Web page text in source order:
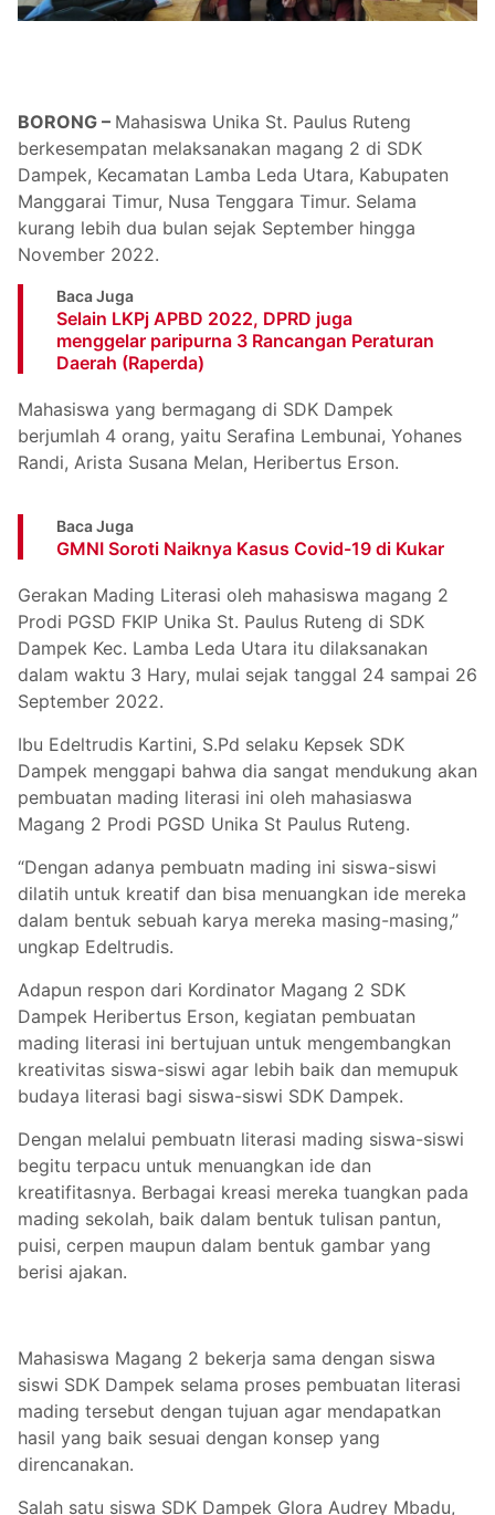
BORONG – Mahasiswa Unika St. Paulus Ruteng
berkesempatan melaksanakan magang 2 di SDK
Dampek, Kecamatan Lamba Leda Utara, Kabupaten
Manggarai Timur, Nusa Tenggara Timur. Selama
kurang lebih dua bulan sejak September hingga
November 2022.
Baca Juga
Selain LKPj APBD 2022, DPRD juga
menggelar paripurna 3 Rancangan Peraturan
Daerah (Raperda)
Mahasiswa yang bermagang di SDK Dampek
berjumlah 4 orang, yaitu Serafina Lembunai, Yohanes
Randi, Arista Susana Melan, Heribertus Erson.
Baca Juga
GMNI Soroti Naiknya Kasus Covid-19 di Kukar
Gerakan Mading Literasi oleh mahasiswa magang 2
Prodi PGSD FKIP Unika St. Paulus Ruteng di SDK
Dampek Kec. Lamba Leda Utara itu dilaksanakan
dalam waktu 3 Hary, mulai sejak tanggal 24 sampai 26
September 2022.
Ibu Edeltrudis Kartini, S.Pd selaku Kepsek SDK
Dampek menggapi bahwa dia sangat mendukung akan
pembuatan mading literasi ini oleh mahasiaswa
Magang 2 Prodi PGSD Unika St Paulus Ruteng.
“Dengan adanya pembuatn mading ini siswa-siswi
dilatih untuk kreatif dan bisa menuangkan ide mereka
dalam bentuk sebuah karya mereka masing-masing,”
ungkap Edeltrudis.
Adapun respon dari Kordinator Magang 2 SDK
Dampek Heribertus Erson, kegiatan pembuatan
mading literasi ini bertujuan untuk mengembangkan
kreativitas siswa-siswi agar lebih baik dan memupuk
budaya literasi bagi siswa-siswi SDK Dampek.
Dengan melalui pembuatn literasi mading siswa-siswi
begitu terpacu untuk menuangkan ide dan
kreatifitasnya. Berbagai kreasi mereka tuangkan pada
mading sekolah, baik dalam bentuk tulisan pantun,
puisi, cerpen maupun dalam bentuk gambar yang
berisi ajakan.
Mahasiswa Magang 2 bekerja sama dengan siswa
siswi SDK Dampek selama proses pembuatan literasi
mading tersebut dengan tujuan agar mendapatkan
hasil yang baik sesuai dengan konsep yang
direncanakan.
Salah satu siswa SDK Dampek Glora Audrey Mbadu,